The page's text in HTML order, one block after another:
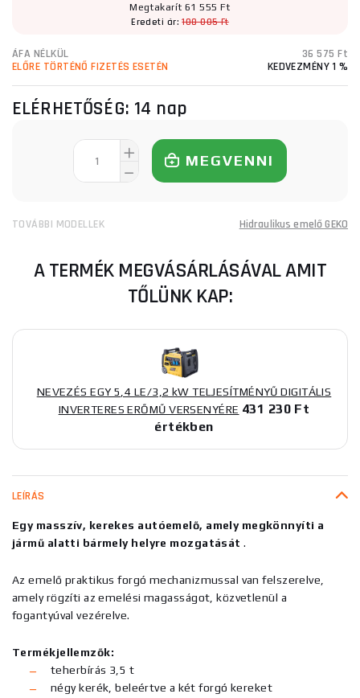
Megtakarít 61 555 Ft
Eredeti ár:108 005 Ft
ÁFA NÉLKÜL
36 575 Ft
ELŐRE TÖRTÉNŐ FIZETÉS ESETÉN
KEDVEZMÉNY 1 %
ELÉRHETŐSÉG: 14 nap
MEGVENNI
TOVÁBBI MODELLEK Hidraulikus emelő GEKO
A TERMÉK MEGVÁSÁRLÁSÁVAL AMIT
TŐLÜNK KAP:
NEVEZÉS EGY 5,4 LE/3,2 kW TELJESÍTMÉNYŰ DIGITÁLIS
INVERTERES ERŐMŰ VERSENYÉRE 431 230 Ft
értékben
LEÍRÁS
Egy masszív, kerekes autóemelő, amely megkönnyíti a
jármű alatti bármely helyre mozgatását .
Az emelő praktikus forgó mechanizmussal van felszerelve,
amely rögzíti az emelési magasságot, közvetlenül a
fogantyúval vezérelve.
Termékjellemzők:
teherbírás 3,5 t
négy kerék, beleértve a két forgó kereket